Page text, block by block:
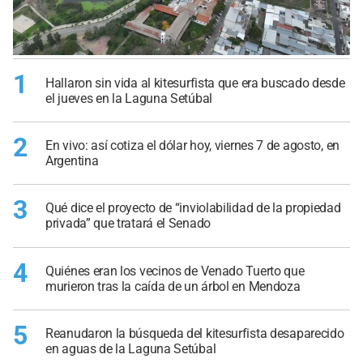
1
Hallaron sin vida al kitesurfista que era buscado desde
el jueves en la Laguna Setúbal
2
En vivo: así cotiza el dólar hoy, viernes 7 de agosto, en
Argentina
3
Qué dice el proyecto de “inviolabilidad de la propiedad
privada” que tratará el Senado
4
Quiénes eran los vecinos de Venado Tuerto que
murieron tras la caída de un árbol en Mendoza
5
Reanudaron la búsqueda del kitesurfista desaparecido
en aguas de la Laguna Setúbal